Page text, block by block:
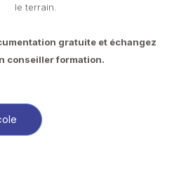
le terrain.
gratuite et échangez
conseiller formation.